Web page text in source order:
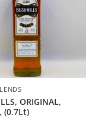
ORIGINAL,
(0.7Lt)